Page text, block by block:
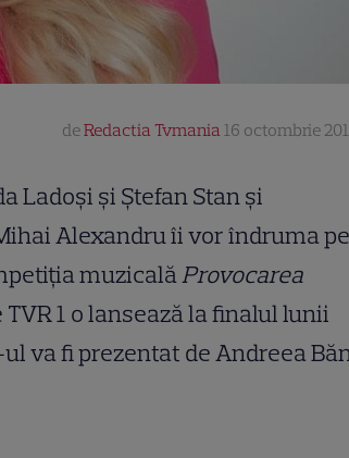
deRedactia Tvmania 16 octombrie
Ladoşi şi Ştefan Stan şi
Alexandru îi vor îndruma
muzicalăProvocarea
TVR 1 o lansează la finalul lunii
va fi prezentat de Andreea